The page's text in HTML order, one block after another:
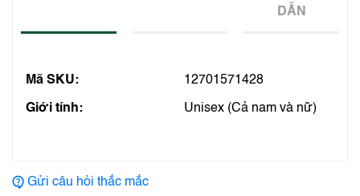
DẪN
Mã SKU: 12701571428
Giới tính: Unisex (Cả nam và nữ)
Gửi câu hỏi thắc mắc